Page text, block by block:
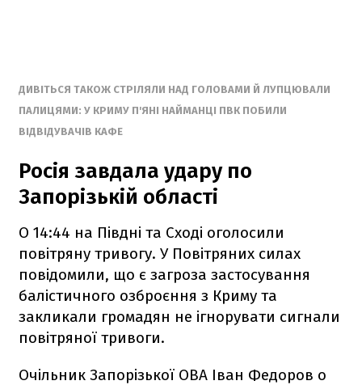
ДИВІТЬСЯ ТАКОЖ СТРІЛЯЛИ НАД ГОЛОВАМИ Й ЛУПЦЮВАЛИ
ПАЛИЦЯМИ: У КРИМУ П'ЯНІ НАЙМАНЦІ ПВК ПОБИЛИ
ВІДВІДУВАЧІВ КАФЕ
Росія завдала удару по
Запорізькій області
О 14:44 на Півдні та Сході оголосили
повітряну тривогу. У Повітряних силах
повідомили, що є загроза застосування
балістичного озброєння з Криму та
закликали громадян не ігнорувати сигнали
повітряної тривоги.
Очільник Запорізької ОВА Іван Федоров о